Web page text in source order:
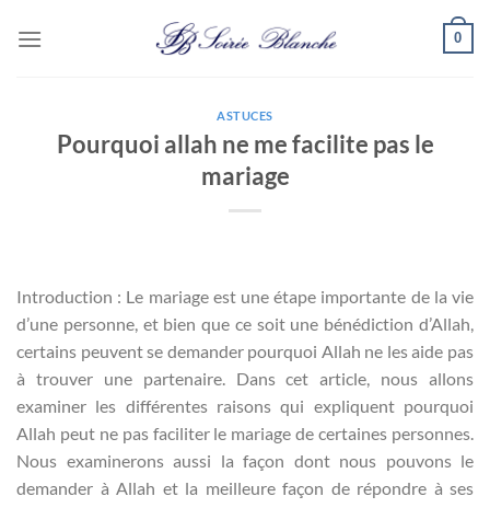
0
ASTUCES
Pourquoi allah ne me facilite pas le
mariage
Introduction : Le mariage est une étape importante de la vie
d’une personne, et bien que ce soit une bénédiction d’Allah,
certains peuvent se demander pourquoi Allah ne les aide pas
à trouver une partenaire. Dans cet article, nous allons
examiner les différentes raisons qui expliquent pourquoi
Allah peut ne pas faciliter le mariage de certaines personnes.
Nous examinerons aussi la façon dont nous pouvons le
demander à Allah et la meilleure façon de répondre à ses